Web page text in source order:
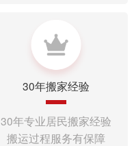
30年搬家经验
30年专业居民搬家经验
搬运过程服务有保障